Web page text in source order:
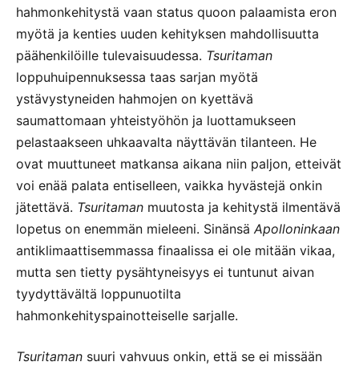
hahmonkehitystä vaan status quoon palaamista eron
myötä ja kenties uuden kehityksen mahdollisuutta
päähenkilöille tulevaisuudessa. Tsuritaman
loppuhuipennuksessa taas sarjan myötä
ystävystyneiden hahmojen on kyettävä
saumattomaan yhteistyöhön ja luottamukseen
pelastaakseen uhkaavalta näyttävän tilanteen. He
ovat muuttuneet matkansa aikana niin paljon, etteivät
voi enää palata entiselleen, vaikka hyvästejä onkin
jätettävä. Tsuritaman muutosta ja kehitystä ilmentävä
lopetus on enemmän mieleeni. Sinänsä Apolloninkaan
antiklimaattisemmassa finaalissa ei ole mitään vikaa,
mutta sen tietty pysähtyneisyys ei tuntunut aivan
tyydyttävältä loppunuotilta
hahmonkehityspainotteiselle sarjalle.
Tsuritaman suuri vahvuus onkin, että se ei missään